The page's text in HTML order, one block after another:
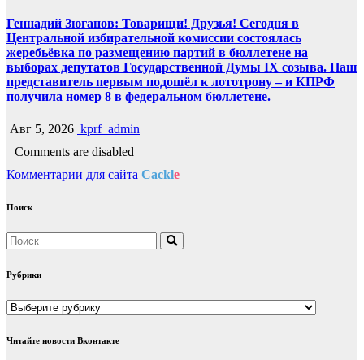
Геннадий Зюганов: Товарищи! Друзья! Сегодня в
Центральной избирательной комиссии состоялась
жеребьёвка по размещению партий в бюллетене на
выборах депутатов Государственной Думы IX созыва. Наш
представитель первым подошёл к лототрону – и КПРФ
получила номер 8 в федеральном бюллетене.
Авг 5, 2026 kprf_admin
Comments are disabled
Комментарии для сайта Cackle
Поиск
Рубрики
Рубрики
Читайте новости Вконтакте